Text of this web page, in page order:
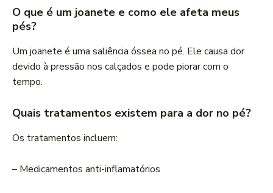
O que é um joanete e como ele afeta meus
pés?
Um joanete é uma saliência óssea no pé. Ele causa dor
devido à pressão nos calçados e pode piorar com o
tempo.
Quais tratamentos existem para a dor no pé?
Os tratamentos incluem:
– Medicamentos anti-inflamatórios